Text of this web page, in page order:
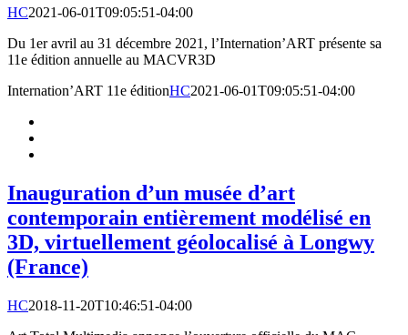
HC2021-06-01T09:05:51-04:00
Du 1er avril au 31 décembre 2021, l’Internation’ART présente sa
11e édition annuelle au MACVR3D
Internation’ART 11e éditionHC2021-06-01T09:05:51-04:00
Inauguration d’un musée d’art
contemporain entièrement modélisé en
3D, virtuellement géolocalisé à Longwy
(France)
HC2018-11-20T10:46:51-04:00